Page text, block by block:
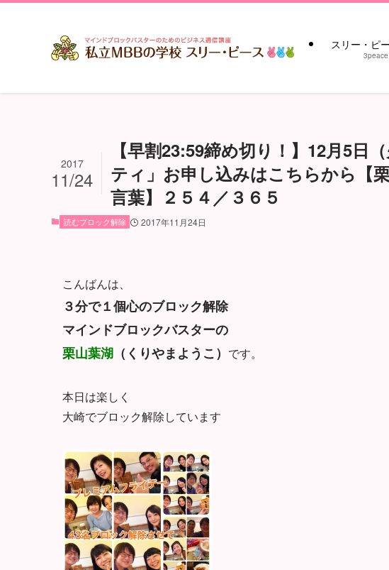
スリー・ピ
3peace
【早割23:59締め切り！】12月5日
ティ」お申し込みはこちらから【
言葉】２５４／３６５
2017
11/24
読むブロック解除 2017年11月24日
こんばんは、
３分で１個心のブロック解除
マインドブロックバスターの
栗山葉湖 （くりやまようこ） です。
本日は楽しく
大崎でブロック解除しています